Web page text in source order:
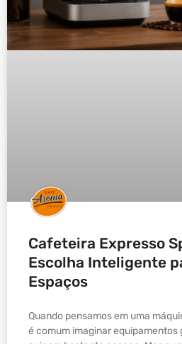
Cafeteira Expresso
Escolha Inteligente
Espaços
Quando pensamos em uma
é comum imaginar equipamentos